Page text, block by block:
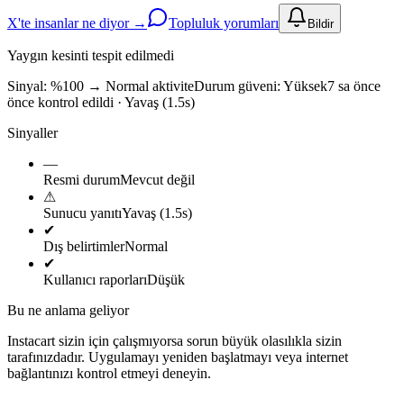
X'te insanlar ne diyor → Topluluk yorumları Bildir
Yaygın kesinti tespit edilmedi
Sinyal: %100 → Normal aktiviteDurum güveni: Yüksek7 sa önce
önce kontrol edildi · Yavaş (1.5s)
Sinyaller
—
Resmi durumMevcut değil
⚠
Sunucu yanıtıYavaş (1.5s)
✔
Dış belirtimlerNormal
✔
Kullanıcı raporlarıDüşük
Bu ne anlama geliyor
Instacart sizin için çalışmıyorsa sorun büyük olasılıkla sizin
tarafınızdadır. Uygulamayı yeniden başlatmayı veya internet
bağlantınızı kontrol etmeyi deneyin.